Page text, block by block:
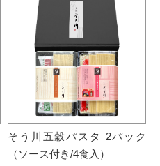
そう川五穀パスタ 2パック
（ソース付き/4食入）